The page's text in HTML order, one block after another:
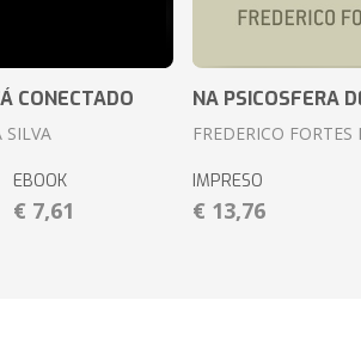
CONECTADO
SILVA
EBOOK
€ 7,61
NA PSICOSFERA
FREDERICO FORTES
IMPRESO
€ 13,76